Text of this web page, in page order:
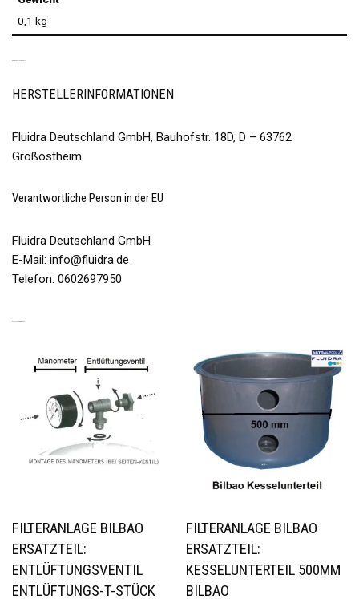
0,1 kg
HERSTELLERINFORMATIONEN
Fluidra Deutschland GmbH, Bauhofstr. 18D, D – 63762
Großostheim
Verantwortliche Person in der EU
Fluidra Deutschland GmbH
E-Mail: info@fluidra.de
Telefon: 0602697950
FILTERANLAGE BILBAO
ERSATZTEIL:
ENTLÜFTUNGSVENTIL
ENTLÜFTUNGS-T-STÜCK
FILTERANLAGE BILBAO
ERSATZTEIL:
KESSELUNTERTEIL 500MM
BILBAO